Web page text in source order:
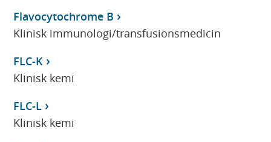
Flavocytochrome B
Klinisk immunologi/transfusionsmedicin
FLC-K
Klinisk kemi
FLC-L
Klinisk kemi